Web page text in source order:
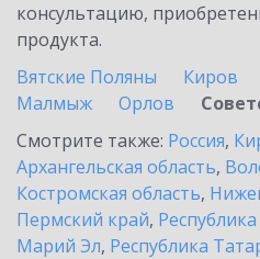
консультацию,
продукта.
Вятские Поляны
Киров
Малмыж
Орлов
Смотрите также: Россия,
Архангельская область,
Костромская область,
Пермский край,
Марий Эл, Республика